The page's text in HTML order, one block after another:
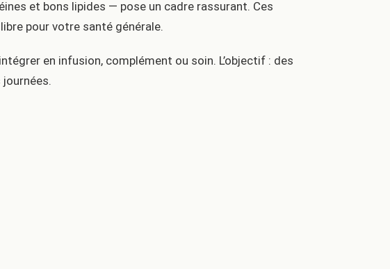
et bons lipides — pose un cadre rassurant. Ces
pour votre santé générale.
en infusion, complément ou soin. L’objectif : des